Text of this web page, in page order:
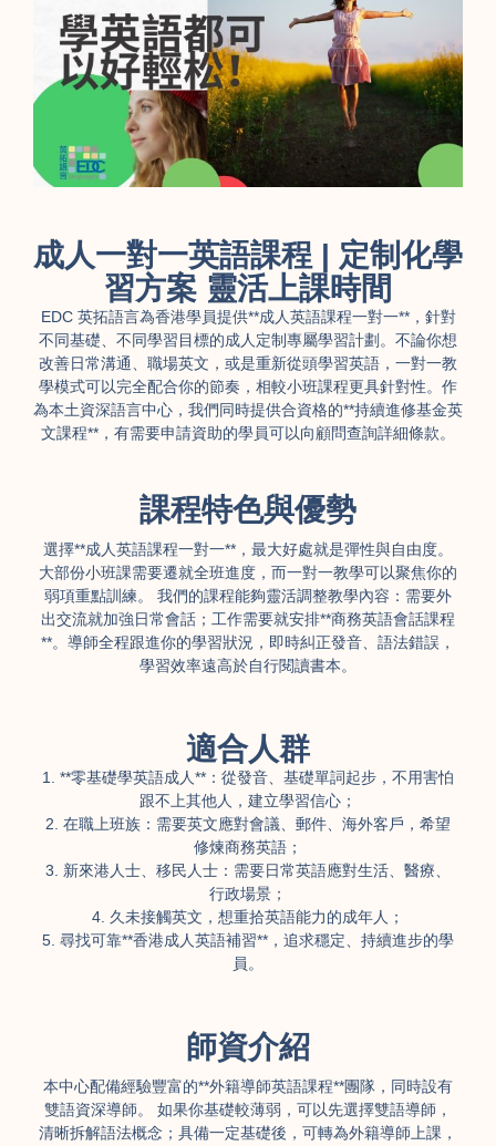
成人一對一英語課程 | 定制化學
習方案 靈活上課時間
EDC 英拓語言為香港學員提供**成人英語課程一對一**，針對
不同基礎、不同學習目標的成人定制專屬學習計劃。不論你想
改善日常溝通、職場英文，或是重新從頭學習英語，一對一教
學模式可以完全配合你的節奏，相較小班課程更具針對性。作
為本土資深語言中心，我們同時提供合資格的**持續進修基金英
文課程**，有需要申請資助的學員可以向顧問查詢詳細條款。
課程特色與優勢
選擇**成人英語課程一對一**，最大好處就是彈性與自由度。
大部份小班課需要遷就全班進度，而一對一教學可以聚焦你的
弱項重點訓練。 我們的課程能夠靈活調整教學內容：需要外
出交流就加強日常會話；工作需要就安排**商務英語會話課程
**。導師全程跟進你的學習狀況，即時糾正發音、語法錯誤，
學習效率遠高於自行閱讀書本。
適合人群
1. **零基礎學英語成人**：從發音、基礎單詞起步，不用害怕
跟不上其他人，建立學習信心；
2. 在職上班族：需要英文應對會議、郵件、海外客戶，希望
修煉商務英語；
3. 新來港人士、移民人士：需要日常英語應對生活、醫療、
行政場景；
4. 久未接觸英文，想重拾英語能力的成年人；
5. 尋找可靠**香港成人英語補習**，追求穩定、持續進步的學
員。
師資介紹
本中心配備經驗豐富的**外籍導師英語課程**團隊，同時設有
雙語資深導師。 如果你基礎較薄弱，可以先選擇雙語導師，
清晰拆解語法概念；具備一定基礎後，可轉為外籍導師上課，